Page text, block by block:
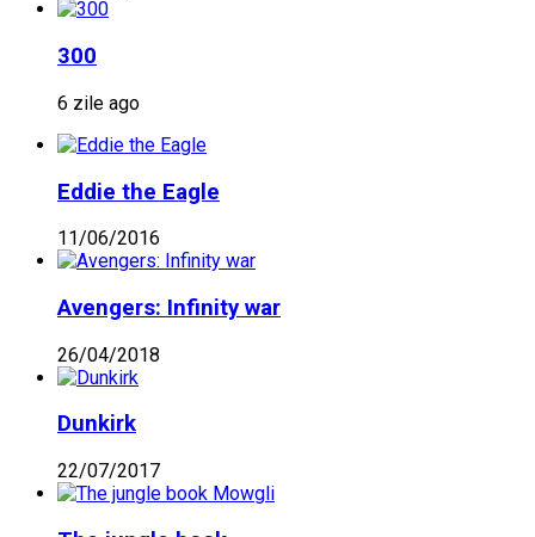
300
6 zile ago
Eddie the Eagle
11/06/2016
Avengers: Infinity war
26/04/2018
Dunkirk
22/07/2017